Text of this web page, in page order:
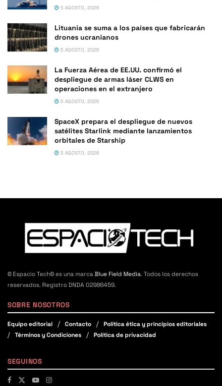
5 AGOSTO, 2026
Lituania se suma a los países que fabricarán
drones ucranianos
5 AGOSTO, 2026
La Fuerza Aérea de EE.UU. confirmó el
despliegue de armas láser CLWS en
operaciones en el extranjero
5 AGOSTO, 2026
SpaceX prepara el despliegue de nuevos
satélites Starlink mediante lanzamientos
orbitales de Starship
5 AGOSTO, 2026
© Espacio Tech© es una marcaBlue Field Media. Todos los derechos
reservados. Registro DNDA 02986459.
SOBRE NOSOTROS
Equipo editorial Contacto
Política ética y principios editoriales
Términos y Condiciones
Política de privacidad
SEGUINOS